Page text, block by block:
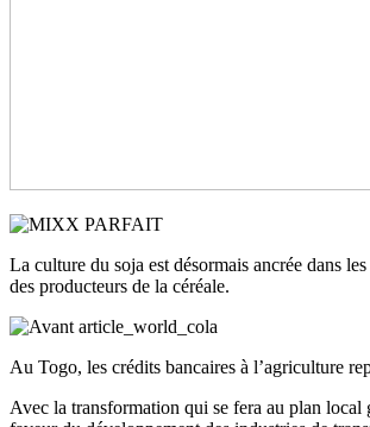
La culture du soja est désormais ancrée dans
des producteurs de la céréale.
Au Togo, les crédits bancaires à l’agriculture
Avec la transformation qui se fera au plan local